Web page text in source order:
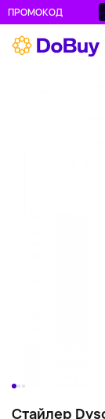
ПРОМОКОД
Стайлер